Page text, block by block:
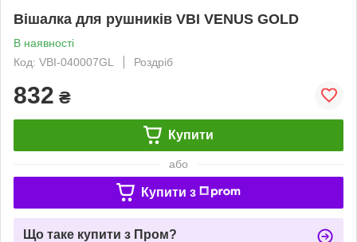
Вішалка для рушників VBI VENUS GOLD
В наявності
Код: VBI-040007GL
Роздріб
832 ₴
Купити
або
Купити з
Що таке купити з Пром?